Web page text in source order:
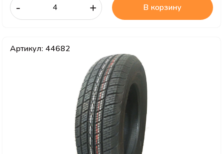
- + В корзину
Артикул: 44682